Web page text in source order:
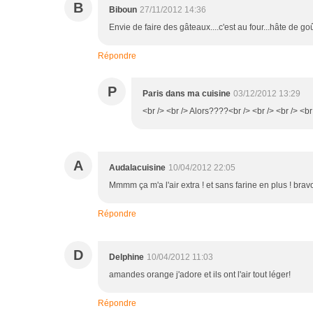
B Biboun 27/11/2012 14:36
Envie de faire des gâteaux....c'est au four...hâte de
Répondre
P Paris dans ma cuisine 03/12/2012 13:29
<br /> <br /> Alors????<br /> <br /> <br />
A Audalacuisine 10/04/2012 22:05
Mmmm ça m'a l'air extra ! et sans farine en plus !
Répondre
D Delphine 10/04/2012 11:03
amandes orange j'adore et ils ont l'air tout léger!
Répondre